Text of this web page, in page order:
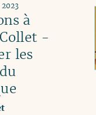
à
-
les
2023